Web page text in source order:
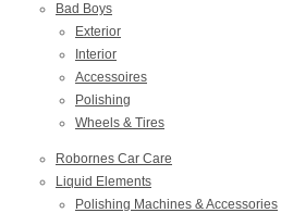
Bad Boys
Exterior
Interior
Accessoires
Polishing
Wheels & Tires
Robornes Car Care
Liquid Elements
Polishing Machines & Accessories